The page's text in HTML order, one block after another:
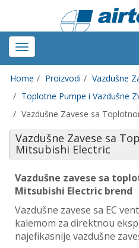
Toggle
navigation
Home Proizvodi
Vazdušne
Toplotne Pumpe i Vazdušne
Vazdušne Zavese sa
Vazdušne Zavese sa
Mitsubishi Electric
Vazdušne zavese sa
Mitsubishi Electric brend
Vazdušne zavese sa EC
kalemom za direktnou
najefikasnije vazdušne